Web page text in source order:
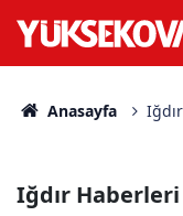
Anasayfa
Iğdır Haberleri